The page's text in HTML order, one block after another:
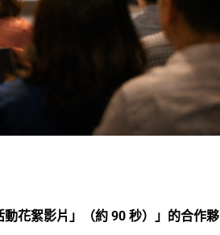
花絮影片」（約 90 秒）」的合作夥